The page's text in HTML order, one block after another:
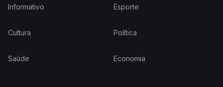
Informativo Esporte
Cultura Política
Saúde Economia